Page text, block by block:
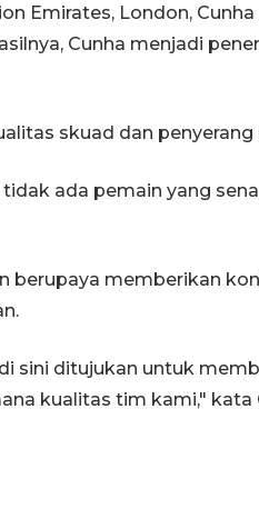
Emirates, London,
Cunha menjadi
skuad dan penyerang
ada pemain yang
berupaya memberikan
sini ditujukan untuk
kualitas tim kami," kata